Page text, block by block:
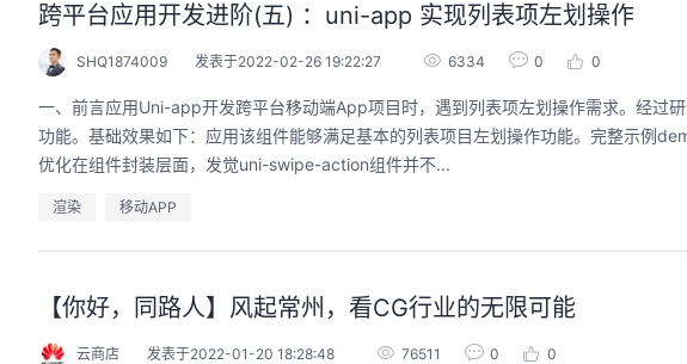
跨平台应用开发进阶(五) ：uni-app 实现列表项左划操作
SHQ1874009 发表于2022-02-26 19:22:27 6334 0 0
一、前言应用Uni-app开发跨平台移动端App项目时，遇到列表项左划操作需求。经
功能。基础效果如下：应用该组件能够满足基本的列表项目左划操作功能。完整示例
优化在组件封装层面，发觉uni-swipe-action组件并不...
渲染 移动APP
【你好，同路人】风起常州，看CG行业的无限可能
云商店 发表于2022-01-20 18:28:48 76511 0 0